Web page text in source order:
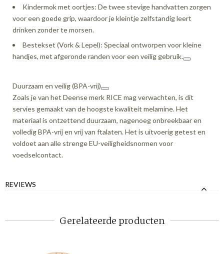
Kindermok met oortjes: De twee stevige handvatten zorgen
voor een goede grip, waardoor je kleintje zelfstandig leert
drinken zonder te morsen.
Bestekset (Vork & Lepel): Speciaal ontworpen voor kleine
handjes, met afgeronde randen voor een veilig gebruik.
Duurzaam en veilig (BPA-vrij)
Zoals je van het Deense merk RICE mag verwachten, is dit
servies gemaakt van de hoogste kwaliteit melamine. Het
materiaal is ontzettend duurzaam, nagenoeg onbreekbaar en
volledig BPA-vrij en vrij van ftalaten. Het is uitvoerig getest en
voldoet aan alle strenge EU-veiligheidsnormen voor
voedselcontact.
REVIEWS
Gerelateerde producten